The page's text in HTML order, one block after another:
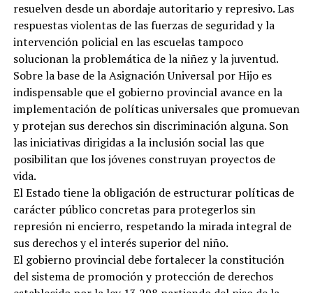
resuelven desde un abordaje autoritario y represivo. Las
respuestas violentas de las fuerzas de seguridad y la
intervención policial en las escuelas tampoco
solucionan la problemática de la niñez y la juventud.
Sobre la base de la Asignación Universal por Hijo es
indispensable que el gobierno provincial avance en la
implementación de políticas universales que promuevan
y protejan sus derechos sin discriminación alguna. Son
las iniciativas dirigidas a la inclusión social las que
posibilitan que los jóvenes construyan proyectos de
vida.
El Estado tiene la obligación de estructurar políticas de
carácter público concretas para protegerlos sin
represión ni encierro, respetando la mirada integral de
sus derechos y el interés superior del niño.
El gobierno provincial debe fortalecer la constitución
del sistema de promoción y protección de derechos